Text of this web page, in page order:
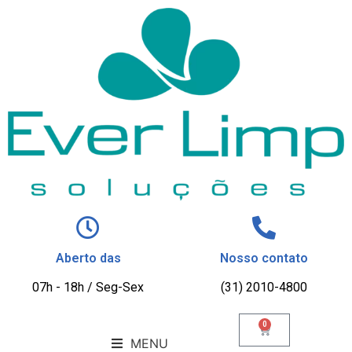
Aberto das
07h - 18h / Seg-Sex
Nosso contato
(31) 2010-4800
MENU
0